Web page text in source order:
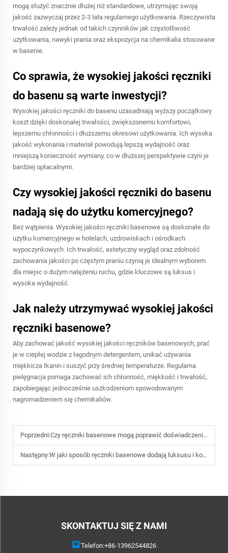
mogą służyć znacznie dłużej niż standardowe, utrzymując swoją
jakość zazwyczaj przez 2-3 lata regularnego użytkowania. Rzeczywista
trwałość zależy jednak od takich czynników jak częstotliwość
użytkowania, nawyki prania oraz ekspozycja na chemikalia stosowane
w basenie.
Co sprawia, że wysokiej jakości ręczniki
do basenu są warte inwestycji?
Wysokiej jakości ręczniki do basenu uzasadniają wyższy początkowy
koszt dzięki doskonałej trwałości, zwiększonemu komfortowi,
lepszemu chłonności i dłuższemu okresowi użytkowania. Ich wysoka
jakość wykonania i materiał powodują lepszą wydajność oraz
mniejszą konieczność wymiany, co w dłuższej perspektywie czyni je
bardziej opłacalnymi.
Czy wysokiej jakości ręczniki do basenu
nadają się do użytku komercyjnego?
Bez wątpienia. Wysokiej jakości ręczniki basenowe są doskonałe do
użytku komercyjnego w hotelach, uzdrowiskach i ośrodkach
wypoczynkowych. Ich trwałość, estetyczny wygląd oraz zdolność
zachowania jakości po częstym praniu czynią je idealnym wyborem
dla miejsc o dużym natężeniu ruchu, gdzie kluczowe są luksus i
wysoka wydajność.
Jak należy utrzymywać wysokiej jakości
ręczniki basenowe?
Aby zachować jakość wysokiej jakości ręczników basenowych, prać
je w ciepłej wodzie z łagodnym detergentem, unikać używania
miękkicza tkanin i suszyć przy średniej temperaturze. Regularna
pielęgnacja pomaga zachować ich chłonność, miękkość i trwałość,
zapobiegając jednocześnie uszkodzeniom spowodowanym
nagromadzeniem się chemikaliów.
Poprzedni:Czy ręczniki basenowe mogą poprawić doświadczenie w spa i siłowni?
Następny:W jaki sposób ręczniki basenowe dodają luksusu i komfortu czasowi wolnemu
SKONTAKTUJ SIĘ Z NAMI
Telefon:+86-13962544826